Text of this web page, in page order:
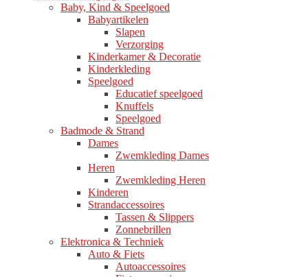
Baby, Kind & Speelgoed
Babyartikelen
Slapen
Verzorging
Kinderkamer & Decoratie
Kinderkleding
Speelgoed
Educatief speelgoed
Knuffels
Speelgoed
Badmode & Strand
Dames
Zwemkleding Dames
Heren
Zwemkleding Heren
Kinderen
Strandaccessoires
Tassen & Slippers
Zonnebrillen
Elektronica & Techniek
Auto & Fiets
Autoaccessoires